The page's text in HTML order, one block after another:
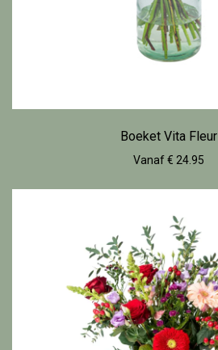
Boeket Vita Fleur
Vanaf € 24.95